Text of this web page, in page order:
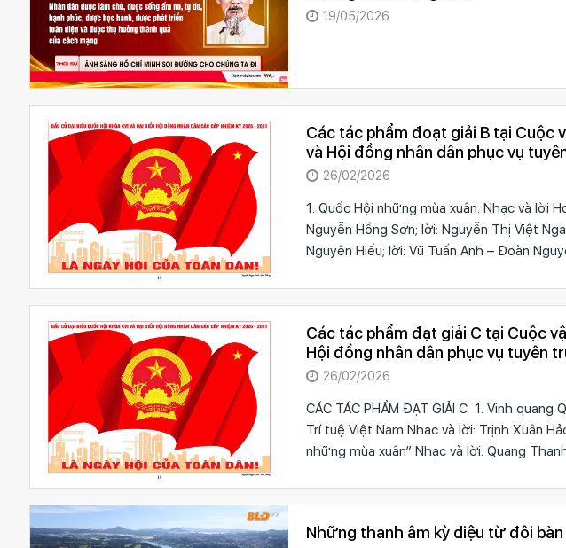
19/05/2026
Các tác phẩm đoạt giải B tại Cuộc
và Hội đồng nhân dân phục vụ
XVI và đại biểu Hội đồng nhân dân
26/02/2026
1. Quốc Hội những mùa xuân. Nhạc và lời
Nguyễn Hồng Sơn; lời: Nguyễn Thị Việt
Nguyên Hiếu; lời: Vũ Tuấn Anh – Đoàn
Các tác phẩm đạt giải C tại Cuộc
Hội đồng nhân dân phục vụ tuyên
và đại biểu HĐND các cấp nhiệm kỳ
26/02/2026
CÁC TÁC PHẨM ĐẠT GIẢI C 1. Vinh
Trí tuệ Việt Nam Nhạc và lời: Trịnh Xuân
những mùa xuân” Nhạc và lời: Quang
Những thanh âm kỳ diệu từ đôi